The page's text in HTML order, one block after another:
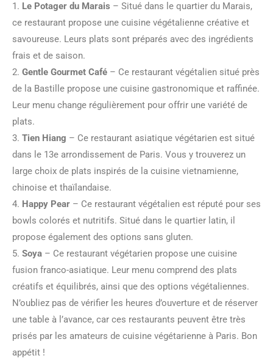
1. Le Potager du Marais – Situé dans le quartier du Marais,
ce restaurant propose une cuisine végétalienne créative et
savoureuse. Leurs plats sont préparés avec des ingrédients
frais et de saison.
2. Gentle Gourmet Café – Ce restaurant végétalien situé près
de la Bastille propose une cuisine gastronomique et raffinée.
Leur menu change régulièrement pour offrir une variété de
plats.
3. Tien Hiang – Ce restaurant asiatique végétarien est situé
dans le 13e arrondissement de Paris. Vous y trouverez un
large choix de plats inspirés de la cuisine vietnamienne,
chinoise et thaïlandaise.
4. Happy Pear – Ce restaurant végétalien est réputé pour ses
bowls colorés et nutritifs. Situé dans le quartier latin, il
propose également des options sans gluten.
5. Soya – Ce restaurant végétarien propose une cuisine
fusion franco-asiatique. Leur menu comprend des plats
créatifs et équilibrés, ainsi que des options végétaliennes.
N’oubliez pas de vérifier les heures d’ouverture et de réserver
une table à l’avance, car ces restaurants peuvent être très
prisés par les amateurs de cuisine végétarienne à Paris. Bon
appétit !